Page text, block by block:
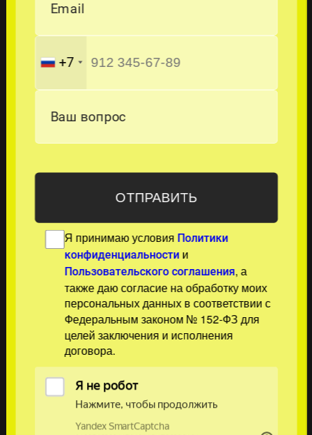
Email
+7
Ваш вопрос
Я принимаю условия Политики
конфиденциальности и
Пользовательского соглашения , а
также даю согласие на обработку моих
персональных данных в соответствии с
Федеральным законом № 152-ФЗ для
целей заключения и исполнения
договора.